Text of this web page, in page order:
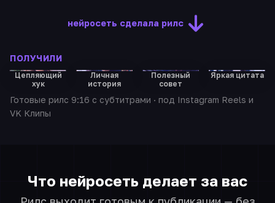
нейросеть сделала рилс
ПОЛУЧИЛИ
9.2
Цепляющий
хук
8.7
Личная
история
8.1
Полезный
совет
Яркая цитата
Готовые рилс 9:16 с субтитрами · под Instagram Reels и
VK Клипы
Что нейросеть делает за вас